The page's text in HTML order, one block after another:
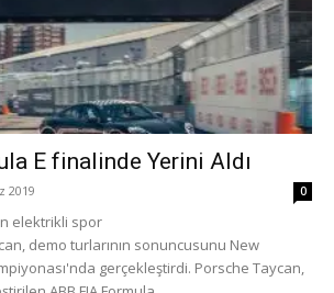
E finalinde Yerini Aldı
2019 0
elektrikli spor
demo turlarının sonuncusunu New
gerçekleştirdi. Porsche Taycan,